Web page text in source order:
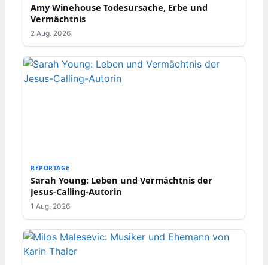
Amy Winehouse Todesursache, Erbe und
Vermächtnis
2 Aug. 2026
REPORTAGE
Sarah Young: Leben und Vermächtnis der
Jesus-Calling-Autorin
1 Aug. 2026